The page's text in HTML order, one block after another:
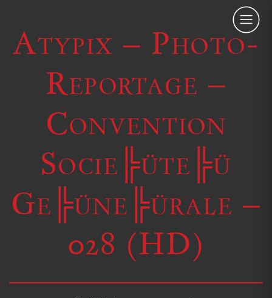
Atypix – Photo-
Reportage –
Convention
Socie╠üte╠ü
Ge╠üne╠ürale –
028 (HD)